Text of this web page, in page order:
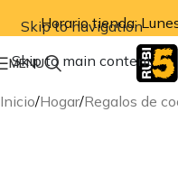
Skip to navigation
Skip to main content
Horario tienda:
MENU
Inicio Hogar Regalos de